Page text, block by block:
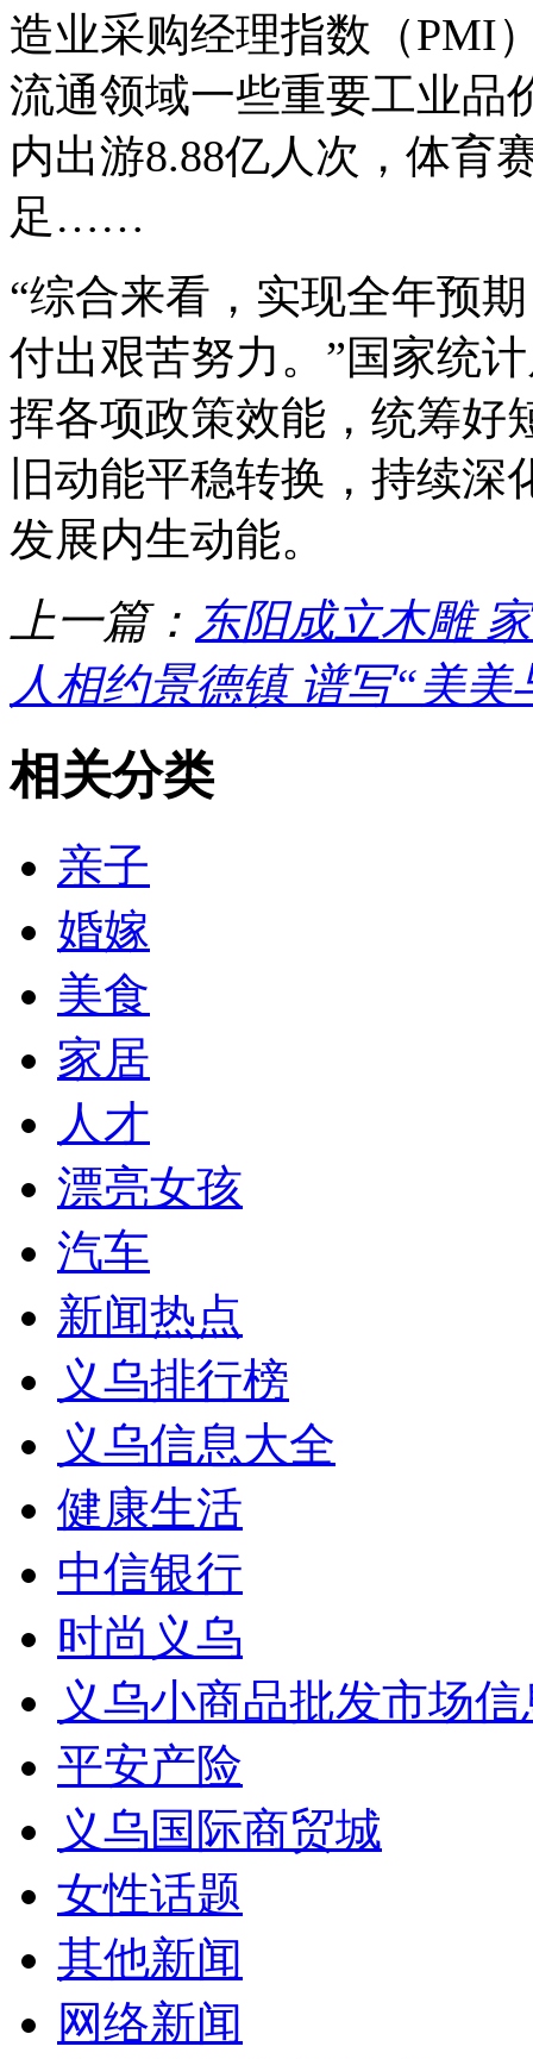
造业采购经理指数（PMI
流通领域一些重要工业品
内出游8.88亿人次，体育
足……
“综合来看，实现全年预
付出艰苦努力。”国家统
挥各项政策效能，统筹好
旧动能平稳转换，持续
发展内生动能。
上一篇： 东阳成立木雕
人相约景德镇 谱写“美
相关分类
亲子
婚嫁
美食
家居
人才
漂亮女孩
汽车
新闻热点
义乌排行榜
义乌信息大全
健康生活
中信银行
时尚义乌
义乌小商品批发市场
平安产险
义乌国际商贸城
女性话题
其他新闻
网络新闻